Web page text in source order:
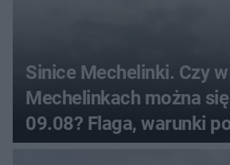
Sinice Mechelinki. Czy w
Mechelinkach można
09.08? Flaga, warunki